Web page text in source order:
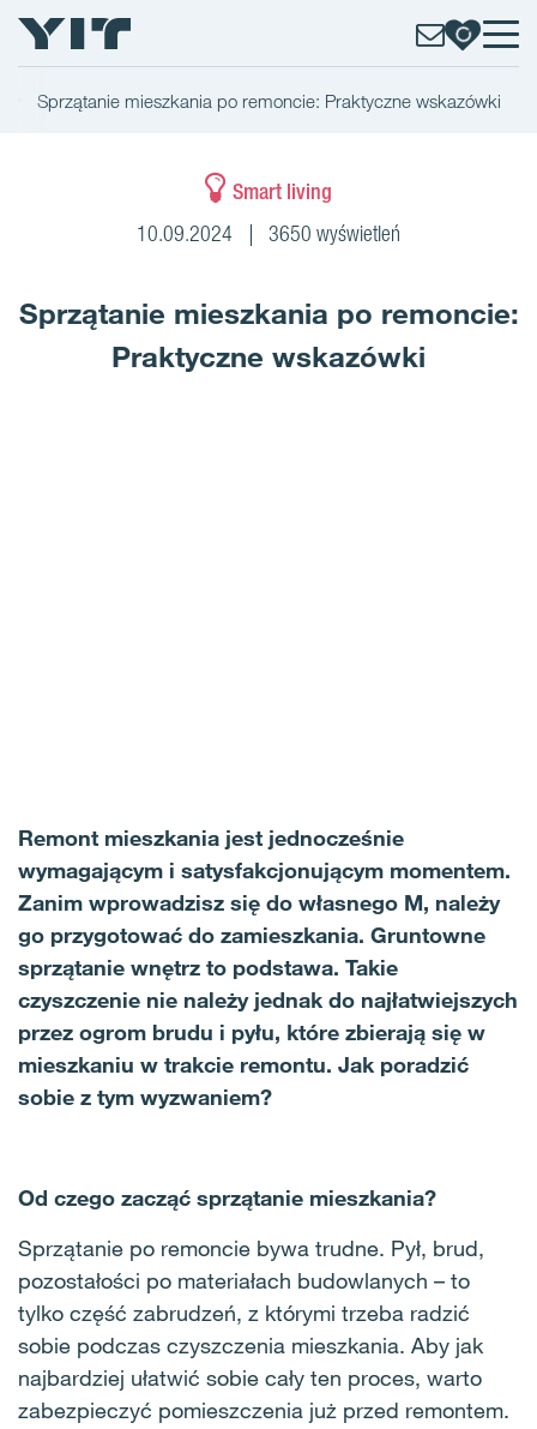
Sprzątanie mieszkania po remoncie: Praktyczne wskazówki
Smart living
10.09.2024 3650 wyświetleń
Sprzątanie mieszkania po remoncie:
Praktyczne wskazówki
Remont mieszkania jest jednocześnie
wymagającym i satysfakcjonującym momentem.
Zanim wprowadzisz się do własnego M, należy
go przygotować do zamieszkania. Gruntowne
sprzątanie wnętrz to podstawa. Takie
czyszczenie nie należy jednak do najłatwiejszych
przez ogrom brudu i pyłu, które zbierają się w
mieszkaniu w trakcie remontu. Jak poradzić
sobie z tym wyzwaniem?
Od czego zacząć sprzątanie mieszkania?
Sprzątanie po remoncie bywa trudne. Pył, brud,
pozostałości po materiałach budowlanych – to
tylko część zabrudzeń, z którymi trzeba radzić
sobie podczas czyszczenia mieszkania. Aby jak
najbardziej ułatwić sobie cały ten proces, warto
zabezpieczyć pomieszczenia już przed remontem.